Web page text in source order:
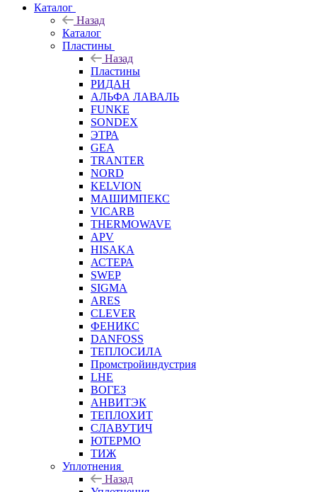
Каталог
Назад
Каталог
Пластины
Назад
Пластины
РИДАН
АЛЬФА ЛАВАЛЬ
FUNKE
SONDEX
ЭТРА
GEA
TRANTER
NORD
KELVION
МАШИМПЕКС
VICARB
THERMOWAVE
APV
HISAKA
АСТЕРА
SWEP
SIGMA
ARES
CLEVER
ФЕНИКС
DANFOSS
ТЕПЛОСИЛА
Промстройиндустрия
LHE
ВОГЕЗ
АНВИТЭК
ТЕПЛОХИТ
СЛАВУТИЧ
ЮТЕРМО
ТИЖ
Уплотнения
Назад